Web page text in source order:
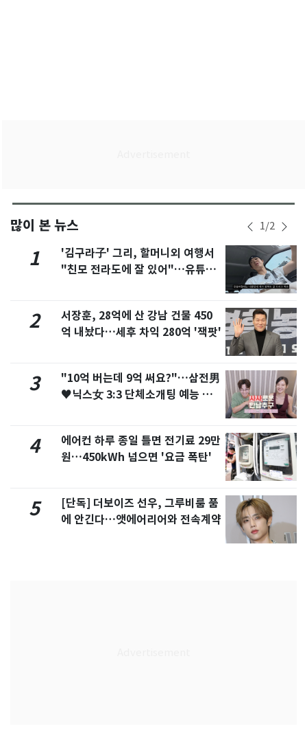
많이 본 뉴스 1/2
1
'김구라子' 그리, 할머니외 여행서
"친모 전라도에 잘 있어"…유튜브
2
서장훈, 28억에 산 강남 건물 450
억 내놨다…세후 차익 280억 '잭팟'
3
"10억 버는데 9억 써요?"…삼전男
♥닉스女 3:3 단체소개팅 예능 화
4
에어컨 하루 종일 틀면 전기료 29만
원…450kWh 넘으면 '요금 폭탄'
5
[단독] 더보이즈 선우, 그루비룸 품
에 안긴다…앳에어리어와 전속계약